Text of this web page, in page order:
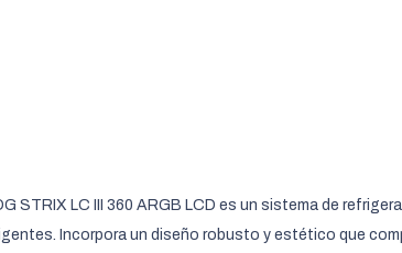
STRIX LC III 360 ARGB LCD es un sistema de
Incorpora un diseño robusto y estético que